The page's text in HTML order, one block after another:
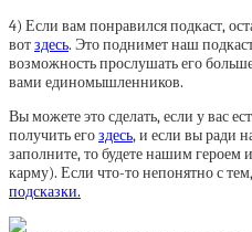
4) Если вам понравился подкаст,
вотздесь. Это поднимет наш
возможность прослушать его
вами единомышленников.
Вы можете это сделать, если у вас
получить егоздесь, и если вы ради
заполните, то будете нашим героем
карму). Если что-то непонятно с
подсказки.